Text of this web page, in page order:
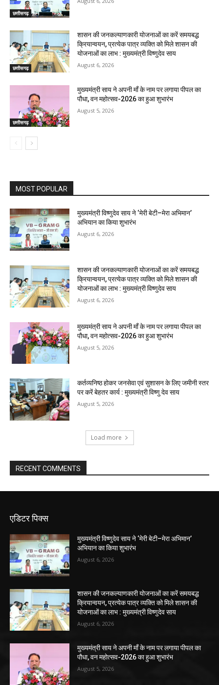
छत्तीसगढ़
छत्तीसगढ़
शासन की जनकल्याणकारी योजनाओं का करें समयबद्ध
क्रियान्वयन, प्रत्येक पात्र व्यक्ति को मिले शासन की
योजनाओं का लाभ : मुख्यमंत्री विष्णुदेव साय
August 6, 2026
छत्तीसगढ़
मुख्यमंत्री साय ने अपनी माँ के नाम पर लगाया पीपल का
पौधा, वन महोत्सव-2026 का हुआ शुभारंभ
August 5, 2026
MOST POPULAR
मुख्यमंत्री विष्णुदेव साय ने ‘मेरी बेटी–मेरा अभिमान’
अभियान का किया शुभारंभ
August 6, 2026
शासन की जनकल्याणकारी योजनाओं का करें समयबद्ध
क्रियान्वयन, प्रत्येक पात्र व्यक्ति को मिले शासन की
योजनाओं का लाभ : मुख्यमंत्री विष्णुदेव साय
August 6, 2026
मुख्यमंत्री साय ने अपनी माँ के नाम पर लगाया पीपल का
पौधा, वन महोत्सव-2026 का हुआ शुभारंभ
August 5, 2026
कर्तव्यनिष्ठ होकर जनसेवा एवं सुशासन के लिए जमीनी स्तर
पर करें बेहतर कार्य : मुख्यमंत्री विष्णु देव साय
August 5, 2026
Load more
RECENT COMMENTS
एडिटर पिक्स
मुख्यमंत्री विष्णुदेव साय ने ‘मेरी बेटी–मेरा अभिमान’
अभियान का किया शुभारंभ
August 6, 2026
शासन की जनकल्याणकारी योजनाओं का करें समयबद्ध
क्रियान्वयन, प्रत्येक पात्र व्यक्ति को मिले शासन की
योजनाओं का लाभ : मुख्यमंत्री विष्णुदेव साय
August 6, 2026
मुख्यमंत्री साय ने अपनी माँ के नाम पर लगाया पीपल का
पौधा, वन महोत्सव-2026 का हुआ शुभारंभ
August 5, 2026